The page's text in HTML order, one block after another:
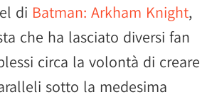
di Batman: Arkham Knight,
che ha lasciato diversi fan
circa la volontà di creare
sotto la medesima